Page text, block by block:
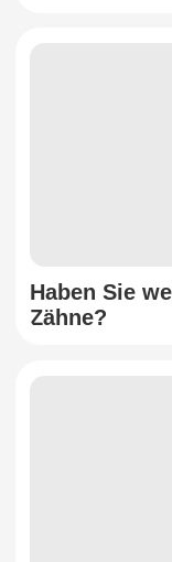
Haben Sie
Zähne?